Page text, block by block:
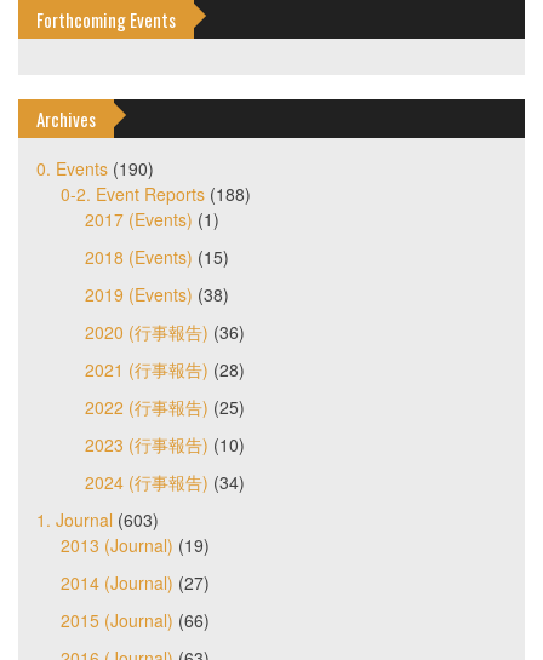
Forthcoming Events
Archives
0. Events (190)
0-2. Event Reports (188)
2017 (Events) (1)
2018 (Events) (15)
2019 (Events) (38)
2020 (行事報告) (36)
2021 (行事報告) (28)
2022 (行事報告) (25)
2023 (行事報告) (10)
2024 (行事報告) (34)
1. Journal (603)
2013 (Journal) (19)
2014 (Journal) (27)
2015 (Journal) (66)